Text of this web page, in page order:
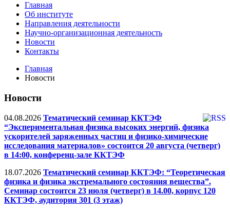
Главная
Об институте
Направления деятельности
Научно-организационная деятельность
Новости
Контакты
Главная
Новости
Новости
04.08.2026 Тематический семинар ККТЭФ
“Экспериментальная физика высоких энергий, физика
ускорителей заряженных частиц и физико-химические
исследования материалов» состоится 20 августа (четверг)
в 14:00, конференц-зале ККТЭФ
18.07.2026 Тематический семинар ККТЭФ: “Теоретическая
физика и физика экстремального состояния вещества”.
Семинар состоится 23 июля (четверг) в 14.00, корпус 120
ККТЭФ, аудитория 301 (3 этаж)